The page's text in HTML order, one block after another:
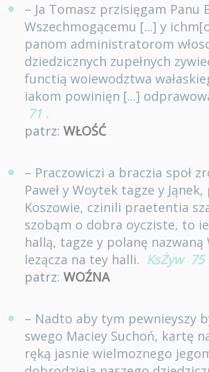
– Ja Tomasz przisięgam Panu
Wszechmogącemu [...] y
panom administratorom
dziedzicznych zupełnych
functią woiewodztwa
iakom powinięn [...]
71 .
patrz: WŁOŚĆ
– Praczowiczi a braczia społ
Paweł y Woytek tagze y
Koszowie, czinili praetentia
szobąm o dobra oycziste, to
hallą, tagze y polanę nazwaną
lezącza na tey halli. KsŻyw 75
patrz: WOŹNA
– Nadto aby tym pewnieyszy
swego Maciey Suchoń, kartę
ręką jasnie wielmoznego